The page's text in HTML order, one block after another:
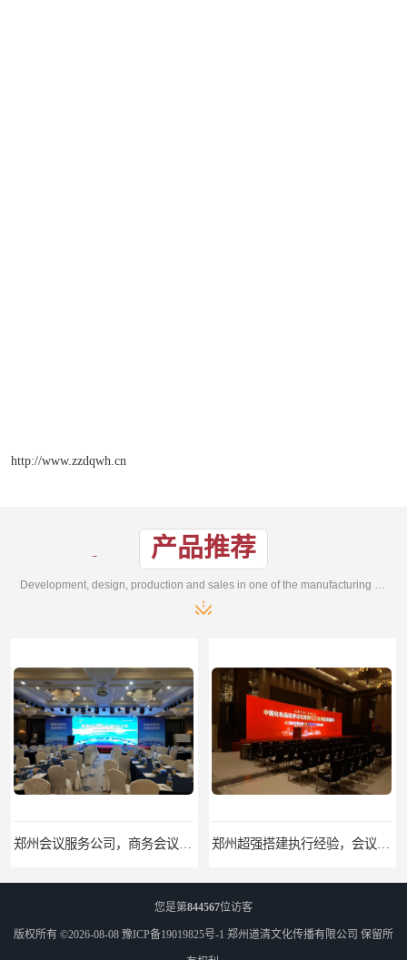
http://www.zzdqwh.cn
产品推荐
郑州会议服务公司，商务会议，培训会议、招商会议，执行、搭建、场地布置 郑州超强搭建执行经验，会议庆典-活动策划-会场布置-年会搭建
您是第844567位访客
版权所有 ©2026-08-08 豫ICP备19019825号-1 郑州道清文化传播有限公司 保留所